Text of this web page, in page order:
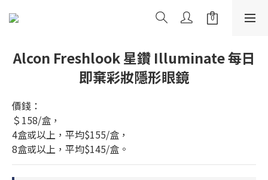
Alcon Freshlook 星鑽 Illuminate 每日
即棄彩妝隱形眼鏡
價錢：
＄158/盒，
4盒或以上，平均$155/盒，
8盒或以上，平均$145/盒。